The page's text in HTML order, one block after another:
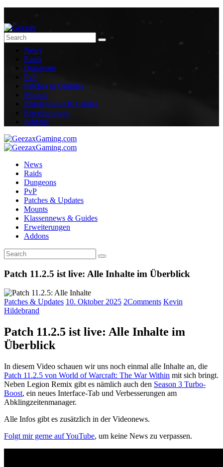
News
Raids
Dungeons
PvP
Patches & Updates
Mounts
Klassennews & Guides
Erweiterungen
Addons
News
Raids
Dungeons
PvP
Patches & Updates
Mounts
Klassennews & Guides
Erweiterungen
Addons
Patch 11.2.5 ist live: Alle Inhalte im Überblick
Patches & Updates 10. Oktober 2025 2Comments Kevin
Hildebrand
Patch 11.2.5 ist live: Alle Inhalte im
Überblick
In diesem Video schauen wir uns noch einmal alle Inhalte an, die
Patch 11.2.5 von World of Warcraft: The War Within mit sich bringt.
Neben Legion Remix gibt es nämlich auch den Season 3 Turbo-
Boost, ein neues Interface-Tab und Verbesserungen am
Abklingzeitenmanager.
Alle Infos gibt es zusätzlich in der Videonews.
Folgt mir gerne auf YouTube, um keine News zu verpassen.